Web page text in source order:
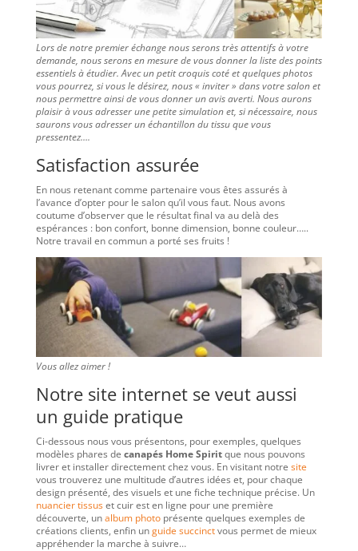
Lors de notre premier échange nous serons très attentifs à votre
demande, nous serons en mesure de vous donner la liste des points
essentiels à étudier. Avec un petit croquis coté et quelques photos
vous pourrez, si vous le désirez, nous « inviter » dans votre salon et
nous permettre ainsi de vous donner un avis averti. Nous aurons
plaisir à vous adresser une petite simulation et, si nécessaire, nous
saurons vous adresser un échantillon du tissu que vous
pressentez….
Satisfaction assurée
En nous retenant comme partenaire vous êtes assurés à
l’avance d’opter pour le salon qu’il vous faut. Nous avons
coutume d’observer que le résultat final va au delà des
espérances : bon confort, bonne dimension, bonne couleur…..
Notre travail en commun a porté ses fruits !
Vous allez aimer !
Notre site internet se veut aussi
un guide pratique
Ci-dessous nous vous présentons, pour exemples, quelques
modèles phares de canapés Home Spiritque nous pouvons
livrer et installer directement chez vous. En visitant notre site
vous trouverez une multitude d’autres idées et, pour chaque
design présenté, des visuels et une fiche technique précise. Un
nuancier tissuset cuir est en ligne pour une première
découverte, unalbum photoprésente quelques exemples de
créations clients, enfin unguide succinctvous permet de mieux
appréhender la marche à suivre…